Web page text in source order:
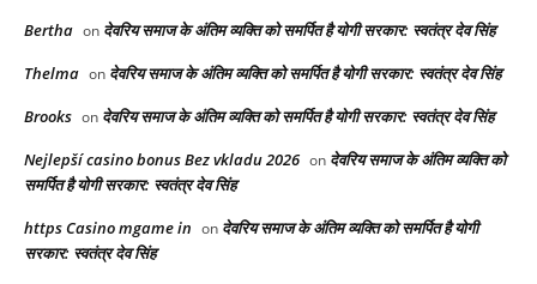
Bertha on देवरिय समाज के अंतिम व्यक्ति को समर्पित है योगी सरकार: स्वतंत्र देव सिंह
Thelma on देवरिय समाज के अंतिम व्यक्ति को समर्पित है योगी सरकार: स्वतंत्र देव सिंह
Brooks on देवरिय समाज के अंतिम व्यक्ति को समर्पित है योगी सरकार: स्वतंत्र देव सिंह
Nejlepší casino bonus Bez vkladu 2026 on देवरिय समाज के अंतिम व्यक्ति को
समर्पित है योगी सरकार: स्वतंत्र देव सिंह
https Casino mgame in on देवरिय समाज के अंतिम व्यक्ति को समर्पित है योगी
सरकार: स्वतंत्र देव सिंह